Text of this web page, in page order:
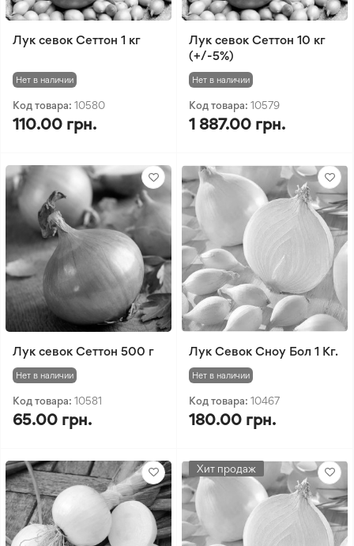
Лук севок Сеттон 1 кг
Нет в наличии
Код товара: 10580
110.00 грн.
Лук севок Сеттон 10 кг
(+/-5%)
Нет в наличии
Код товара: 10579
1 887.00 грн.
Лук севок Сеттон 500 г
Нет в наличии
Код товара: 10581
65.00 грн.
Лук Севок Сноу Бол 1 Кг.
Нет в наличии
Код товара: 10467
180.00 грн.
Хит продаж